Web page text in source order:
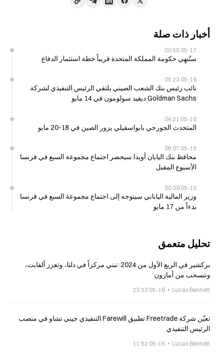
أخبار ذات صلة
05-17 00:55
ستُنهِي حكومة المملكة المتحدة قريباً خطة استثمار الدفاع
05-16 05:23
نائب رئيس بنك الشعب الصيني يلتقي الرئيس التنفيذي لشركة
Goldman Sachs ديفيد سولومون في 14 مايو
05-16 04:21
المتحدث الجورجي بابواسفيلي يزور الصين في 18-20 مايو
05-15 08:07
محافظ بنك اليابان أويدا سيحضر اجتماع مجموعة السبع في فرنسا
الأسبوع المقبل
05-15 00:39
وزير المالية الياباني سيتوجه إلى اجتماع مجموعة السبع في فرنسا
بدءاً من 17 مايو
تحليل متعمق
بركشير في الربع الأول من 2024: تبني مركزاً في دلتا، وتعزز ألفابت،
وتنسحب من أمازون
Lucas Bennett
05-16 23:53
تعيّن شركة Freetrade تطبيق Farewill التنفيذي جيني تشاو في منصب
الرئيس التنفيذي
Lucas Bennett
05-15 11:52